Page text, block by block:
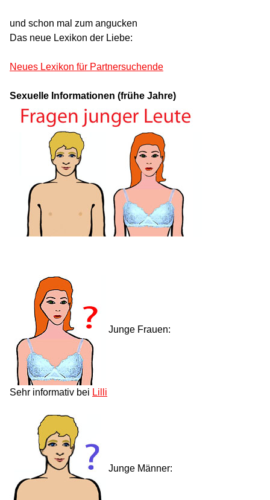
und schon mal zum angucken
Das neue Lexikon der Liebe:
Neues Lexikon für Partnersuchende
Sexuelle Informationen (frühe Jahre)
Junge Frauen:
Sehr informativ bei Lilli
Junge Männer: